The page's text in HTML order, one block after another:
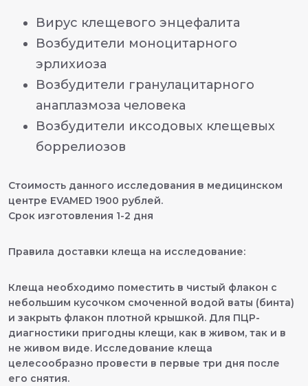
Вирус клещевого энцефалита
Возбудители моноцитарного
эрлихиоза
Возбудители гранулацитарного
анаплазмоза человека
Возбудители иксодовых клещевых
боррелиозов
Стоимость данного исследования в медицинском
центре EVAMED 1900 рублей.
Срок изготовления 1-2 дня
Правила доставки клеща на исследование:
Клеща необходимо поместить в чистый флакон с
небольшим кусочком смоченной водой ваты (бинта)
и закрыть флакон плотной крышкой. Для ПЦР-
диагностики пригодны клещи, как в живом, так и в
не живом виде. Исследование клеща
целесообразно провести в первые три дня после
его снятия.